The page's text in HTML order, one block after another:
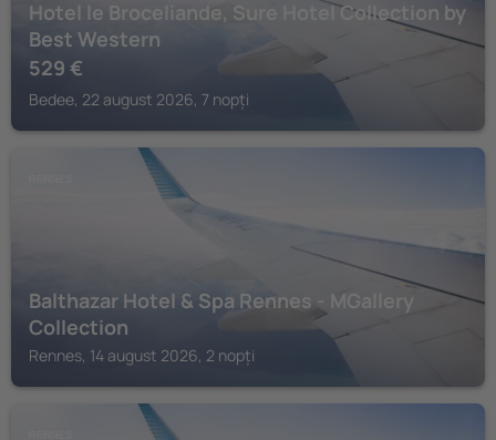
Hotel le Broceliande, Sure Hotel Collection by
Best Western
529 €
Bedee, 22 august 2026, 7 nopți
Balthazar Hotel & Spa Rennes - MGallery
Collection
Rennes, 14 august 2026, 2 nopți